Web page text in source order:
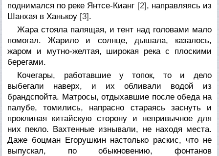
поднимался по реке Янтсе-Кианг [2], направляясь из
Шанхая в Ханькоу [3].
Жара стояла палящая, и тент над головами мало
помогал. Жарило и солнце, дышала, казалось,
жаром и мутно-желтая, широкая река с плоскими
берегами.
Кочегары, работавшие у топок, то и дело
выбегали наверх, и их обливали водой из
брандспойта. Матросы, отдыхавшие после обеда на
палубе, томились, напрасно стараясь заснуть и
проклиная китайскую сторону и непривычное для
них пекло. Вахтенные изнывали, не находя места.
Даже боцман Егорушкин настолько раскис, что не
выпускал, по обыкновению, фонтанов